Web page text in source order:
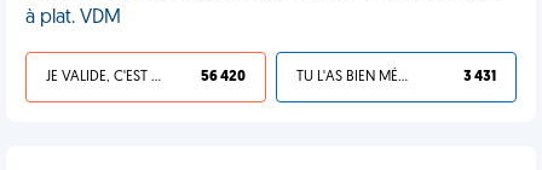
à plat. VDM
JE VALIDE, C'EST UNE VDM 56 420 TU L'AS BIEN MÉRITÉ 3 431